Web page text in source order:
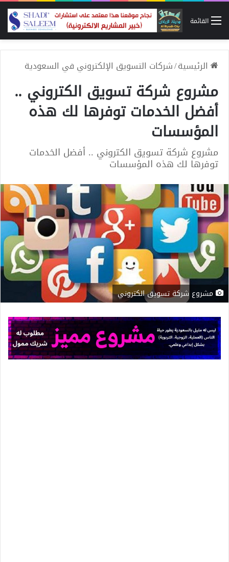
القائمة
الرئيسية/شركات التسويق الإلكتروني في السعودية
مشروع شركة تسويق الكتروني ..
أفضل الخدمات توفرها لك هذه
المؤسسات
مشروع شركة تسويق الكتروني .. أفضل الخدمات
توفرها لك هذه المؤسسات
مشروع شركة تسويق الكتروني